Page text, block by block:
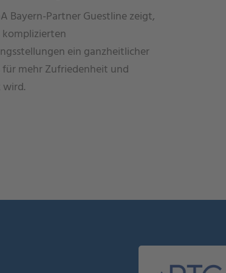
Bayern-Partner Guestline zeigt,
komplizierten
ein ganzheitlicher
für mehr Zufriedenheit und